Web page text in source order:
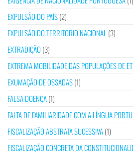
EXPULSÃO DO PAÍS(2)
EXPULSÃO DO TERRITÓRIO NACIONAL(3)
EXTRADIÇÃO (3)
EXTREMA MOBILIDADE DAS POPULAÇÕES DE
EXUMAÇÃO DE OSSADAS(1)
FALSA DOENÇA(1)
FALTA DE FAMILIARIDADE COM A LÍNGUA
FISCALIZAÇÃO ABSTRATA SUCESSIVA(1)
FISCALIZAÇÃO CONCRETA DA